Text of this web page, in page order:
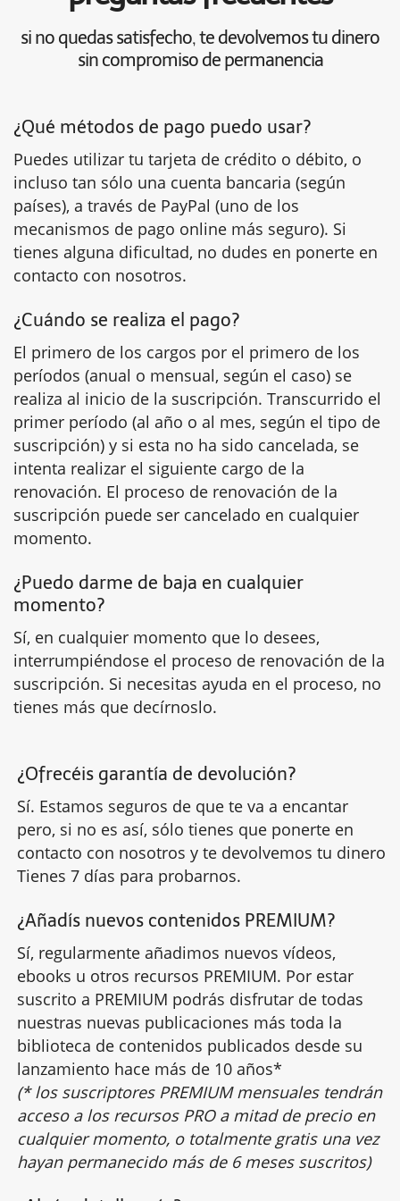
si no quedas satisfecho, te devolvemos tu dinero
sin compromiso de permanencia
¿Qué métodos de pago puedo usar?
Puedes utilizar tu tarjeta de crédito o débito, o
incluso tan sólo una cuenta bancaria (según
países), a través de PayPal (uno de los
mecanismos de pago online más seguro). Si
tienes alguna dificultad, no dudes en ponerte en
contacto con nosotros.
¿Cuándo se realiza el pago?
El primero de los cargos por el primero de los
períodos (anual o mensual, según el caso) se
realiza al inicio de la suscripción. Transcurrido el
primer período (al año o al mes, según el tipo de
suscripción) y si esta no ha sido cancelada, se
intenta realizar el siguiente cargo de la
renovación. El proceso de renovación de la
suscripción puede ser cancelado en cualquier
momento.
¿Puedo darme de baja en cualquier
momento?
Sí, en cualquier momento que lo desees,
interrumpiéndose el proceso de renovación de la
suscripción. Si necesitas ayuda en el proceso, no
tienes más que decírnoslo.
¿Ofrecéis garantía de devolución?
Sí. Estamos seguros de que te va a encantar
pero, si no es así, sólo tienes que ponerte en
contacto con nosotros y te devolvemos tu dinero.
Tienes 7 días para probarnos.
¿Añadís nuevos contenidos PREMIUM?
Sí, regularmente añadimos nuevos vídeos,
ebooks u otros recursos PREMIUM. Por estar
suscrito a PREMIUM podrás disfrutar de todas
nuestras nuevas publicaciones más toda la
biblioteca de contenidos publicados desde su
lanzamiento hace más de 10 años*
(* los suscriptores PREMIUM mensuales tendrán
acceso a los recursos PRO a mitad de precio en
cualquier momento, o totalmente gratis una vez
hayan permanecido más de 6 meses suscritos)